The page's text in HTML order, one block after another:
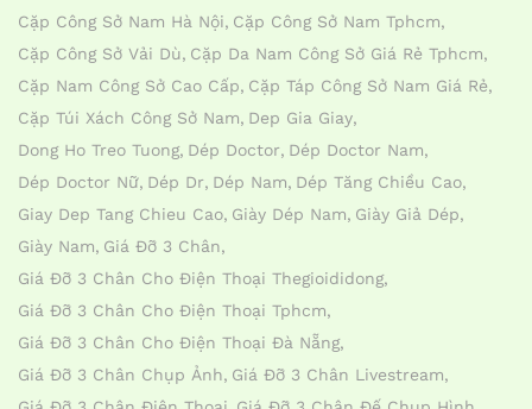
Cặp Công Sở Nam Hà Nội Cặp Công Sở Nam Tphcm
Cặp Công Sở Vải Dù Cặp Da Nam Công Sở Giá Rẻ Tphcm
Cặp Nam Công Sở Cao Cấp Cặp Táp Công Sở Nam Giá Rẻ
Cặp Túi Xách Công Sở Nam Dep Gia Giay
Dong Ho Treo Tuong Dép Doctor Dép Doctor Nam
Dép Doctor Nữ Dép Dr Dép Nam Dép Tăng Chiều Cao
Giay Dep Tang Chieu Cao Giày Dép Nam Giày Giả Dép
Giày Nam Giá Đỡ 3 Chân
Giá Đỡ 3 Chân Cho Điện Thoại Thegioididong
Giá Đỡ 3 Chân Cho Điện Thoại Tphcm
Giá Đỡ 3 Chân Cho Điện Thoại Đà Nẵng
Giá Đỡ 3 Chân Chụp Ảnh Giá Đỡ 3 Chân Livestream